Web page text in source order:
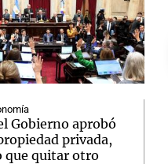
Gobierno aprobó
privada,
que quitar otro
Notas